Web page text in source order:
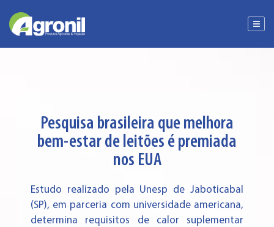
Pesquisa brasileira que melhora
bem-estar de leitões é premiada
nos EUA
Estudo realizado pela Unesp de Jaboticabal
(SP), em parceria com universidade americana,
determina requisitos de calor suplementar